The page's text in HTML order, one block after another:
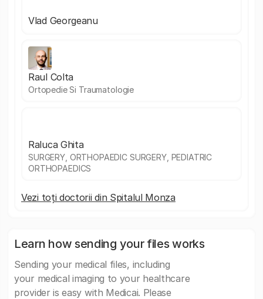
Vlad Georgeanu
Raul Colta
Ortopedie Si Traumatologie
Raluca Ghita
SURGERY, ORTHOPAEDIC SURGERY, PEDIATRIC
ORTHOPAEDICS
Vezi toți doctorii din Spitalul Monza
Learn how sending your files works
Sending your medical files, including
your medical imaging to your healthcare
provider is easy with Medicai. Please